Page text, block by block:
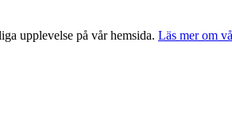
upplevelse på vår hemsida. Läs mer om